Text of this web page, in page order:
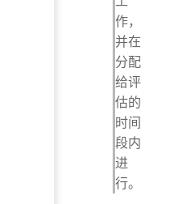
作，
并在
分配
给评
估的
时间
段内
进
行。